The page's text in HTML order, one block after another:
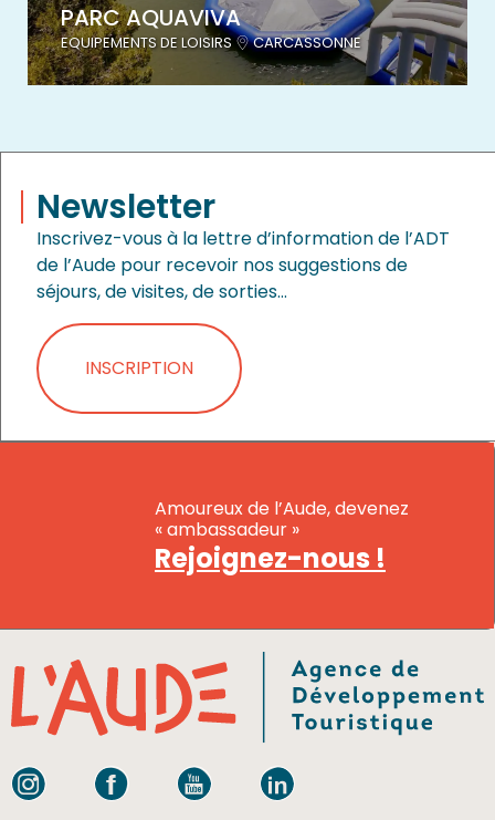
PARC AQUAVIVA
EQUIPEMENTS DE LOISIRS CARCASSONNE
Newsletter
Inscrivez-vous à la lettre d’information de l’ADT
de l’Aude pour recevoir nos suggestions de
séjours, de visites, de sorties…
INSCRIPTION
Amoureux de l’Aude, devenez
« ambassadeur »
Rejoignez-nous !